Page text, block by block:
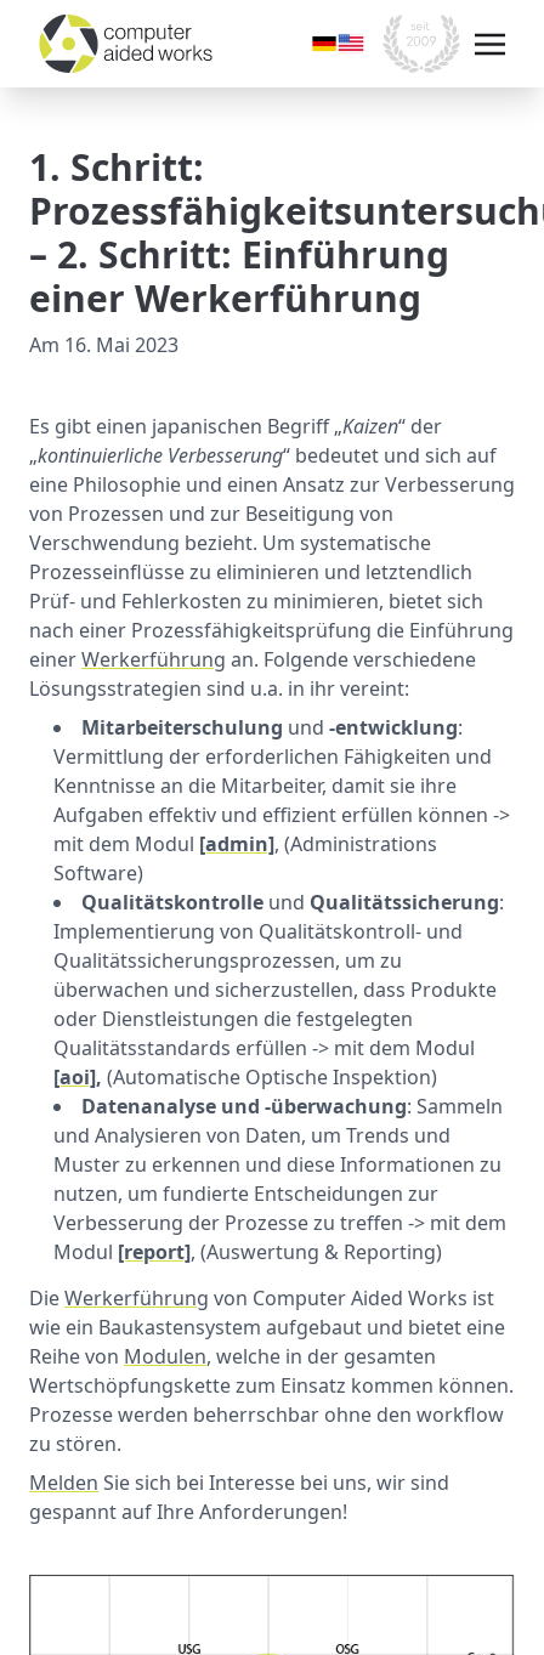
1. Schritt:
– 2. Schritt: Einführung
einer Werkerführung
Am 16. Mai 2023
Es gibt einen japanischen Begriff „Kaizen“ der
„kontinuierliche Verbesserung“ bedeutet und sich auf
eine Philosophie und einen Ansatz zur Verbesserung
von Prozessen und zur Beseitigung von
Verschwendung bezieht. Um systematische
Prozesseinflüsse zu eliminieren und letztendlich
Prüf- und Fehlerkosten zu minimieren, bietet sich
nach einer Prozessfähigkeitsprüfung die Einführung
einerWerkerführung an. Folgende verschiedene
Lösungsstrategien sind u.a. in ihr vereint:
Mitarbeiterschulung und -entwicklung:
Vermittlung der erforderlichen Fähigkeiten und
Kenntnisse an die Mitarbeiter, damit sie ihre
Aufgaben effektiv und effizient erfüllen können ->
mit dem Modul [admin], (Administrations
Software)
Qualitätskontrolle und Qualitätssicherung:
Implementierung von Qualitätskontroll- und
Qualitätssicherungsprozessen, um zu
überwachen und sicherzustellen, dass Produkte
oder Dienstleistungen die festgelegten
Qualitätsstandards erfüllen -> mit dem Modul
[aoi], (Automatische Optische Inspektion)
Datenanalyse und -überwachung: Sammeln
und Analysieren von Daten, um Trends und
Muster zu erkennen und diese Informationen zu
nutzen, um fundierte Entscheidungen zur
Verbesserung der Prozesse zu treffen -> mit dem
Modul [report], (Auswertung & Reporting)
DieWerkerführung von Computer Aided Works ist
wie ein Baukastensystem aufgebaut und bietet eine
Reihe von Modulen, welche in der gesamten
Wertschöpfungskette zum Einsatz kommen können.
Prozesse werden beherrschbar ohne den workflow
zu stören.
Melden Sie sich bei Interesse bei uns, wir sind
gespannt auf Ihre Anforderungen!